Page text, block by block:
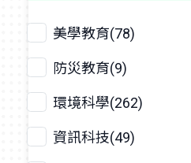
美學教育(78)
防災教育(9)
環境科學(262)
資訊科技(49)